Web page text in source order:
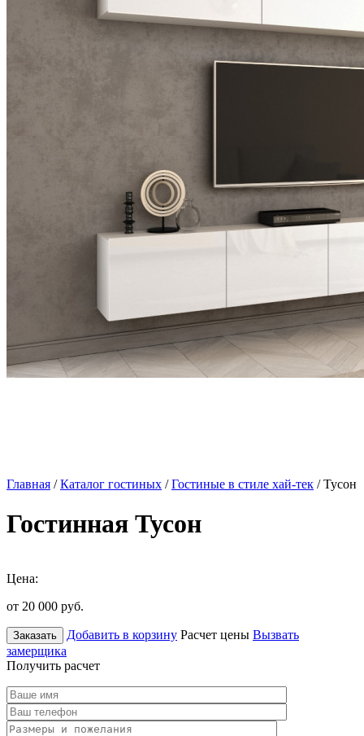
Главная /Каталог гостиных /Гостиные в стиле хай-тек / Тусон
Гостинная Тусон
Цена:
от 20 000 руб.
Заказать Добавить в корзину Расчет цены Вызвать
замерщика
Получить расчет